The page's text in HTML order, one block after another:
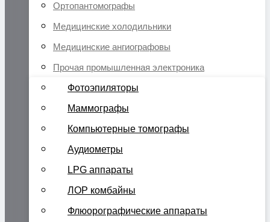
Ортопантомографы
Медицинские холодильники
Медицинские ангиографовы
Прочая промышленная электроника
Фотоэпиляторы
Маммографы
Компьютерные томографы
Аудиометры
LPG аппараты
ЛОР комбайны
Флюорографические аппараты